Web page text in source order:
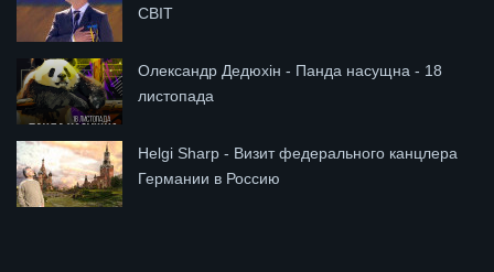
СВІТ
Олександр Дедюхін - Панда насущна - 18
листопада
Helgi Sharp - Визит федерального канцлера
Германии в Россию